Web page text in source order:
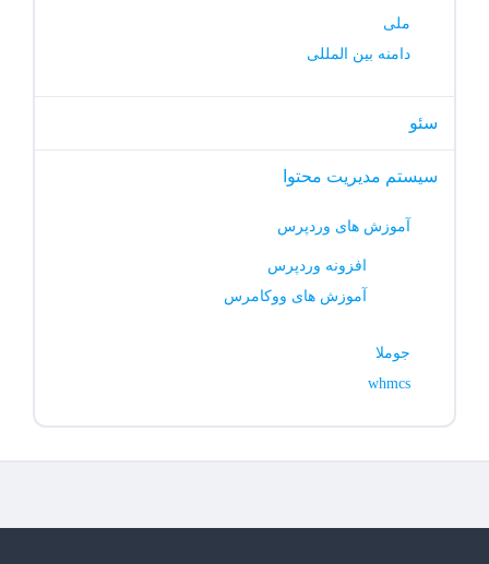
ملی
دامنه بین المللی
سئو
سیستم مدیریت محتوا
آموزش های وردپرس
افزونه وردپرس
آموزش های ووکامرس
جوملا
whmcs